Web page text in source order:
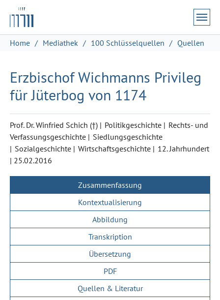
Zum Hauptinhalt springen
Skip to page footer
Sie sind hier:
Home Mediathek 100 Schlüsselquellen Quellen
Erzbischof Wichmanns Privileg
für Jüterbog von 1174
Prof. Dr. Winfried Schich (†) Politikgeschichte
Rechts- und
Verfassungsgeschichte
Siedlungsgeschichte
Sozialgeschichte
Wirtschaftsgeschichte
12. Jahrhundert
| 25.02.2016
Zusammenfassung
Kontextualisierung
Abbildung
Transkription
Übersetzung
PDF
Quellen & Literatur